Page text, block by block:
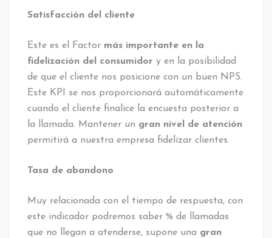
Satisfacción del cliente
Este es el Factor más importante en la
fidelización del consumidor y en la posibilidad
de que el cliente nos posicione con un buen NPS.
Este KPI se nos proporcionará automáticamente
cuando el cliente finalice la encuesta posterior a
la llamada. Mantener un gran nivel de atención
permitirá a nuestra empresa fidelizar clientes.
Tasa de abandono
Muy relacionada con el tiempo de respuesta, con
este indicador podremos saber % de llamadas
que no llegan a atenderse, supone una gran